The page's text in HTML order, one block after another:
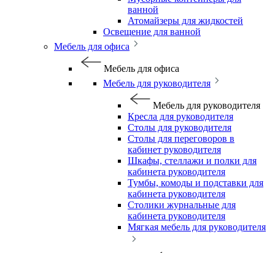
ванной
Атомайзеры для жидкостей
Освещение для ванной
Мебель для офиса
Мебель для офиса
Мебель для руководителя
Мебель для руководителя
Кресла для руководителя
Столы для руководителя
Столы для переговоров в
кабинет руководителя
Шкафы, стеллажи и полки для
кабинета руководителя
Тумбы, комоды и подставки для
кабинета руководителя
Столики журнальные для
кабинета руководителя
Мягкая мебель для руководителя